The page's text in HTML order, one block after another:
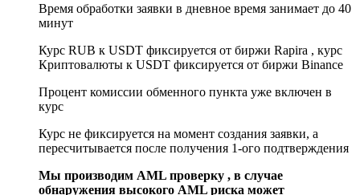
Время обработки заявки в дневное время занимает до 40
минут
Курс RUB к USDT фиксируется от биржи Rapira , курс
Криптовалюты к USDT фиксируется от биржи Binance
Процент комиссии обменного пункта уже включен в
курс
Курс не фиксируется на момент создания заявки, а
пересчитывается после получения 1-ого подтверждения
Мы производим AML проверку , в случае
обнаружения высокого AML риска может